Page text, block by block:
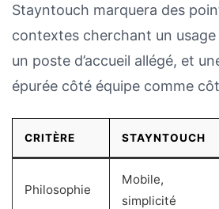
Stayntouch marquera des
contextes cherchant un usage
un poste d’accueil allégé, et
épurée côté équipe comme
CRITÈRE STAYNTOUCH
Philosophie
Mobile,
simplicité